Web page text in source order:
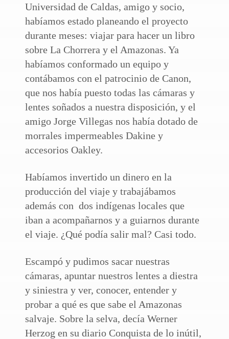
Universidad de Caldas, amigo y socio,
habíamos estado planeando el proyecto
durante meses: viajar para hacer un libro
sobre La Chorrera y el Amazonas. Ya
habíamos conformado un equipo y
contábamos con el patrocinio de Canon,
que nos había puesto todas las cámaras y
lentes soñados a nuestra disposición, y el
amigo Jorge Villegas nos había dotado de
morrales impermeables Dakine y
accesorios Oakley.
Habíamos invertido un dinero en la
producción del viaje y trabajábamos
además con dos indígenas locales que
iban a acompañarnos y a guiarnos durante
el viaje. ¿Qué podía salir mal? Casi todo.
Escampó y pudimos sacar nuestras
cámaras, apuntar nuestros lentes a diestra
y siniestra y ver, conocer, entender y
probar a qué es que sabe el Amazonas
salvaje. Sobre la selva, decía Werner
Herzog en su diario Conquista de lo inútil,